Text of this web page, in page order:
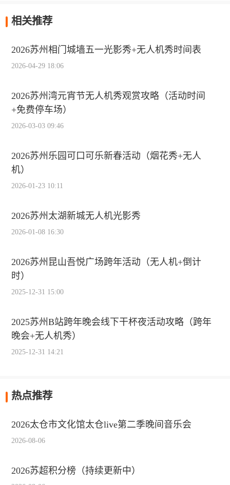
相关推荐
2026苏州相门城墙五一光影秀+无人机秀时间表
2026-04-29 18:06
2026苏州湾元宵节无人机秀观赏攻略（活动时间
+免费停车场）
2026-03-03 09:46
2026苏州乐园可口可乐新春活动（烟花秀+无人
机）
2026-01-23 10:11
2026苏州太湖新城无人机光影秀
2026-01-08 16:30
2026苏州昆山吾悦广场跨年活动（无人机+倒计
时）
2025-12-31 15:00
2025苏州B站跨年晚会线下干杯夜活动攻略（跨年
晚会+无人机秀）
2025-12-31 14:21
热点推荐
2026太仓市文化馆太仓live第二季晚间音乐会
2026-08-06
2026苏超积分榜（持续更新中）